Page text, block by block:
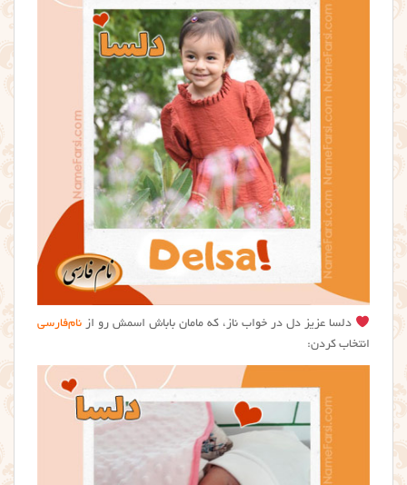
دلسا عزیز دل در خواب ناز، که مامان باباش اسمش رو از نام‌فارسی
انتخاب کردن: